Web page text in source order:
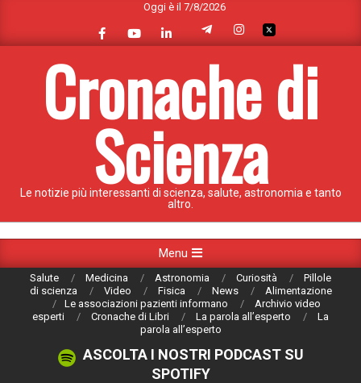
content
Oggi è il 7/8/2026
Cronache di
Scienza
Le notizie più interessanti di scienza, salute, astronomia e tanto
altro.
Navigation
Menu
Salute Medicina Astronomia Curiosità
Pillole
di scienza
Video Fisica News
Alimentazione
Le associazioni pazienti informano
Archivio video
esperti
Cronache di Libri La parola all’esperto
La
parola all’esperto
ASCOLTA I NOSTRI PODCAST SU
SPOTIFY